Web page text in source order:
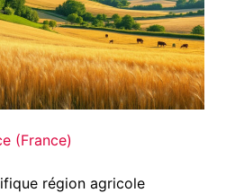
(France)
région agricole